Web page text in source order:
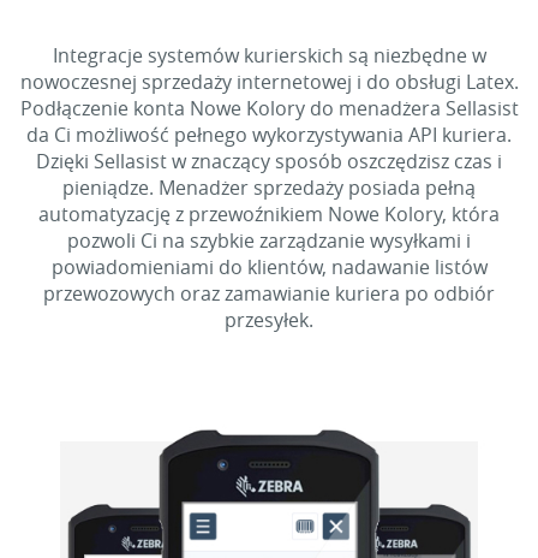
Integracje systemów kurierskich są niezbędne w
nowoczesnej sprzedaży internetowej i do obsługi Latex.
Podłączenie konta Nowe Kolory do menadżera Sellasist
da Ci możliwość pełnego wykorzystywania API kuriera.
Dzięki Sellasist w znaczący sposób oszczędzisz czas i
pieniądze. Menadżer sprzedaży posiada pełną
automatyzację z przewoźnikiem Nowe Kolory, która
pozwoli Ci na szybkie zarządzanie wysyłkami i
powiadomieniami do klientów, nadawanie listów
przewozowych oraz zamawianie kuriera po odbiór
przesyłek.